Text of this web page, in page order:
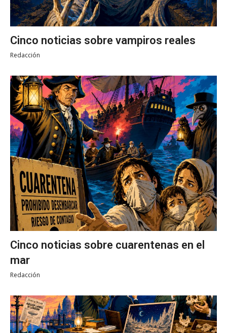
Cinco noticias sobre vampiros reales
Redacción
Cinco noticias sobre cuarentenas en el
mar
Redacción